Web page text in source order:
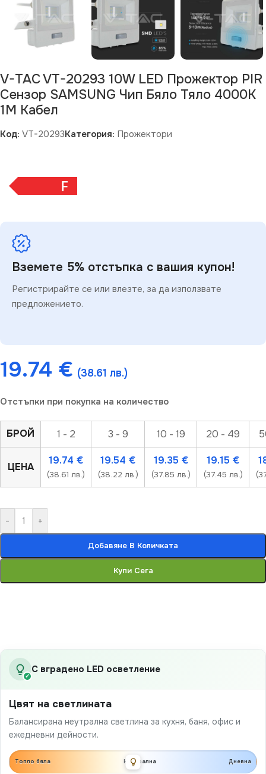
V-TAC VT-20293 10W LED Прожектор PIR
Сензор SAMSUNG Чип Бяло Тяло 4000K
1М Кабел
Код: VT-20293Категория: Прожектори
F
Вземете 5% отстъпка с вашия купон!
Регистрирайте се или влезте, за да използвате
предложението.
19.74 € (38.61 лв.)
Отстъпки при покупка на количество
БРОЙ 1 - 2 3 - 9 10 - 19 20 - 49
ЦЕНА
19.74 €
(38.61 лв.)
19.54 €
(38.22 лв.)
19.35 €
(37.85 лв.)
19.15 €
(37.45 лв.)
- +
Добавяне В Количката
Купи Сега
✓
С вградено LED осветление
Цвят на светлината
Балансирана неутрална светлина за кухня, баня, офис и
ежедневни дейности.
Топло бяла Неутрална Дневна